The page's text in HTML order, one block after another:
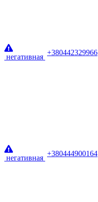
негативная
+380442329966
негативная
+380444900164